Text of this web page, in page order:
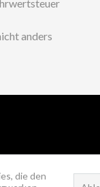
anders
die den